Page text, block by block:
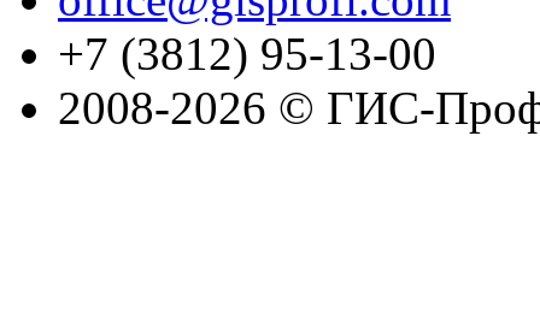
+7 (3812) 95-13-00
2008-2026 © ГИС-